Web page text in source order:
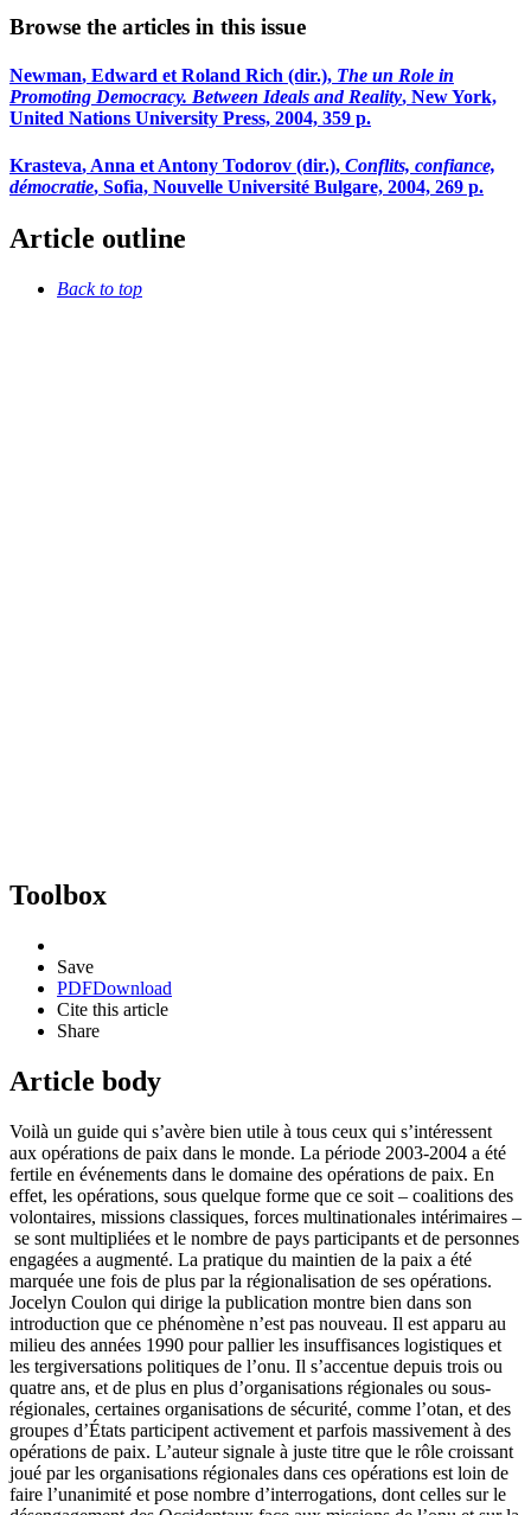
Browse the articles in this issue
Newman, Edward et Roland Rich (dir.), The un Role in
Promoting Democracy. Between Ideals and Reality, New York,
United Nations University Press, 2004, 359 p.
Krasteva, Anna et Antony Todorov (dir.), Conflits, confiance,
démocratie, Sofia, Nouvelle Université Bulgare, 2004, 269 p.
Article outline
Back to top
Toolbox
Save
PDFDownload
Cite this article
Share
Article body
Voilà un guide qui s’avère bien utile à tous ceux qui s’intéressent
aux opérations de paix dans le monde. La période 2003-2004 a été
fertile en événements dans le domaine des opérations de paix. En
effet, les opérations, sous quelque forme que ce soit – coalitions des
volontaires, missions classiques, forces multinationales intérimaires –
se sont multipliées et le nombre de pays participants et de personnes
engagées a augmenté. La pratique du maintien de la paix a été
marquée une fois de plus par la régionalisation de ses opérations.
Jocelyn Coulon qui dirige la publication montre bien dans son
introduction que ce phénomène n’est pas nouveau. Il est apparu au
milieu des années 1990 pour pallier les insuffisances logistiques et
les tergiversations politiques de l’onu. Il s’accentue depuis trois ou
quatre ans, et de plus en plus d’organisations régionales ou sous-
régionales, certaines organisations de sécurité, comme l’otan, et des
groupes d’États participent activement et parfois massivement à des
opérations de paix. L’auteur signale à juste titre que le rôle croissant
joué par les organisations régionales dans ces opérations est loin de
faire l’unanimité et pose nombre d’interrogations, dont celles sur le